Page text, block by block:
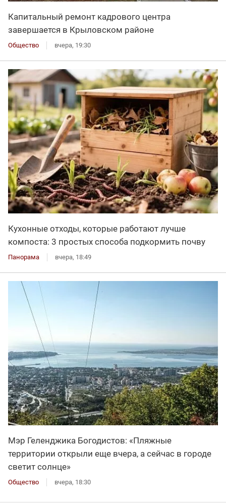
Капитальный ремонт кадрового центра
завершается в Крыловском районе
Общество вчера, 19:30
Кухонные отходы, которые работают лучше
компоста: 3 простых способа подкормить почву
Панорама вчера, 18:49
Мэр Геленджика Богодистов: «Пляжные
территории открыли еще вчера, а сейчас в городе
светит солнце»
Общество вчера, 18:30